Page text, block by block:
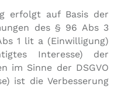
erfolgt auf Basis der
des § 96 Abs 3
1 lit a (Einwilligung)
Interesse) der
im Sinne der DSGVO
ist die Verbesserung